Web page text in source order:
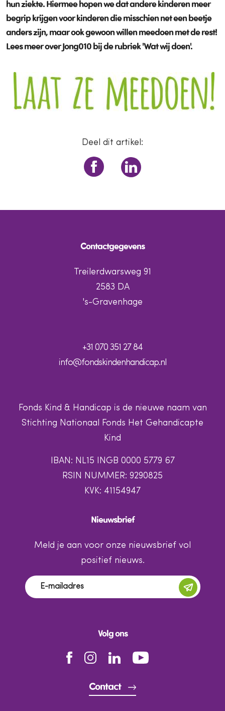
hun ziekte. Hiermee hopen we dat andere kinderen meer
begrip krijgen voor kinderen die misschien net een beetje
anders zijn, maar ook gewoon willen meedoen met de rest!
Lees meer over Jong010 bijde rubriek 'Wat wij doen'.
Deel dit artikel:
Contactgegevens
Treilerdwarsweg 91
2583 DA
's-Gravenhage
+31 070 351 27 84
info@fondskindenhandicap.nl
Fonds Kind & Handicap is de nieuwe naam van
Stichting Nationaal Fonds Het Gehandicapte
Kind
IBAN: NL15 INGB 0000 5779 67
RSIN NUMMER: 9290825
KVK: 41154947
Nieuwsbrief
Meld je aan voor onze nieuwsbrief vol
positief nieuws.
Volg ons
Contact